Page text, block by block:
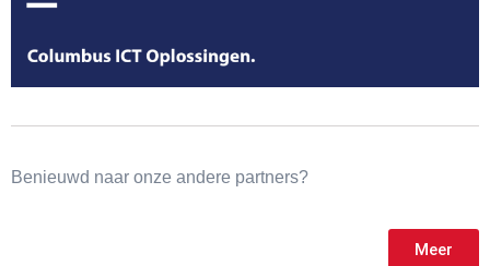
Benieuwd naar onze andere partners?
Meer